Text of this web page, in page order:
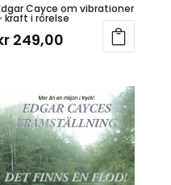
Cayce om vibrationer
kraft i rörelse
249,00